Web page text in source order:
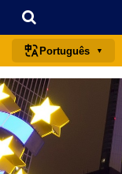
Português
português (BR)
english
español